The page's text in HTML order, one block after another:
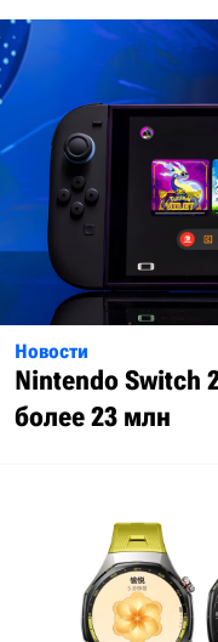
Новости
Nintendo Switch
более 23 млн